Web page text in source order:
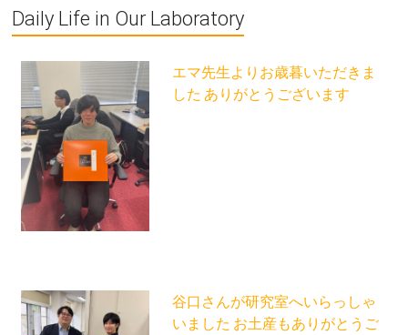
Daily Life in Our Laboratory
エマ先生よりお歳暮いただきま
した ありがとうございます
谷口さんが研究室へいらっしゃ
いました お土産もありがとうご